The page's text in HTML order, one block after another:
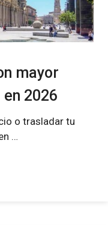
mayor
2026
o trasladar tu
…